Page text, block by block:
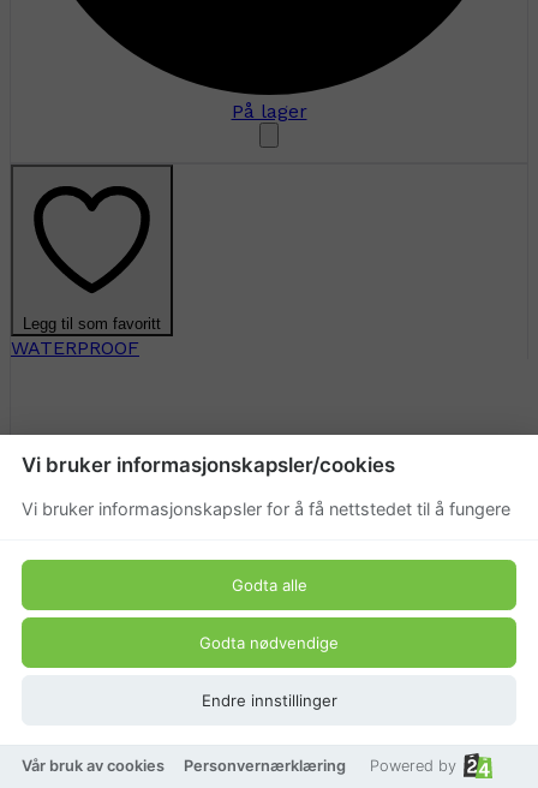
På lager
Legg til som favoritt
WATERPROOF
Vi bruker informasjonskapsler/cookies
Vi bruker informasjonskapsler for å få nettstedet til å fungere
Godta alle
Godta nødvendige
Endre innstillinger
Vår bruk av cookies Personvernærklæring Powered by